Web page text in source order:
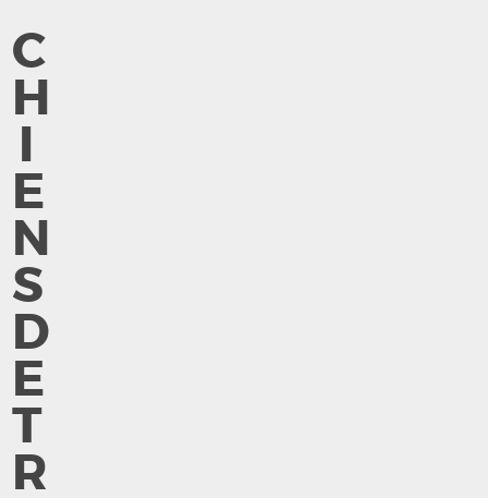
C
H
I
E
N
S
D
E
T
R